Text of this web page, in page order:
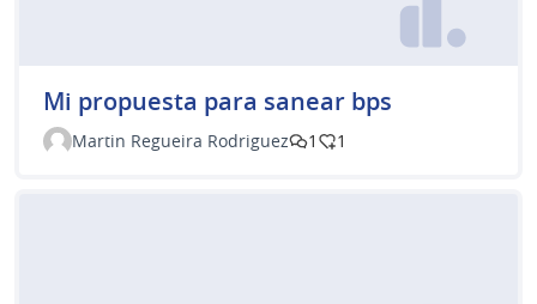
Mi propuesta para sanear bps
Martin Regueira Rodriguez 1 1